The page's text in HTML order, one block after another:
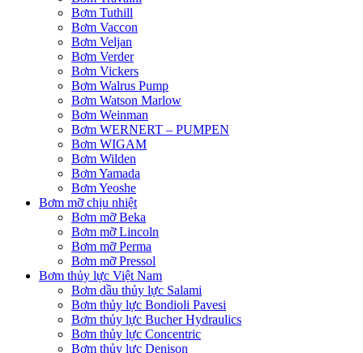
Bơm Tuthill
Bơm Vaccon
Bơm Veljan
Bơm Verder
Bơm Vickers
Bơm Walrus Pump
Bơm Watson Marlow
Bơm Weinman
Bơm WERNERT – PUMPEN
Bơm WIGAM
Bơm Wilden
Bơm Yamada
Bơm Yeoshe
Bơm mỡ chịu nhiệt
Bơm mỡ Beka
Bơm mỡ Lincoln
Bơm mỡ Perma
Bơm mỡ Pressol
Bơm thủy lực Việt Nam
Bơm dầu thủy lực Salami
Bơm thủy lực Bondioli Pavesi
Bơm thủy lực Bucher Hydraulics
Bơm thủy lực Concentric
Bơm thủy lực Denison